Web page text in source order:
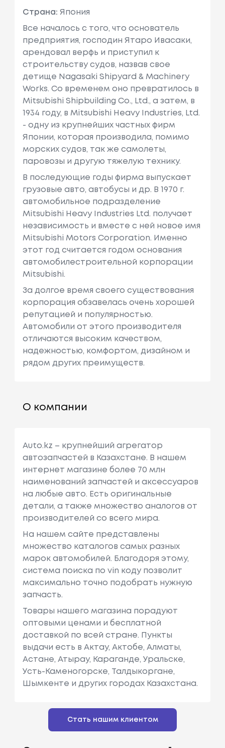
Страна: Япония
Все началось с того, что основатель
предприятия, господин Ятаро Ивасаки,
арендовал верфь и приступил к
строительству судов, назвав свое
детище Nagasaki Shipyard & Machinery
Works. Со временем оно превратилось в
Mitsubishi Shipbuilding Co., Ltd., а затем, в
1934 году, в Mitsubishi Heavy Industries, Ltd.
- одну из крупнейших частных фирм
Японии, которая производила, помимо
морских судов, так же самолеты,
паровозы и другую тяжелую технику.
В последующие годы фирма выпускает
грузовые авто, автобусы и др. В 1970 г.
автомобильное подразделение
Mitsubishi Heavy Industries Ltd. получает
независимость и вместе с ней новое имя
Mitsubishi Motors Corporation. Именно
этот год считается годом основания
автомобилестроительной корпорации
Mitsubishi.
За долгое время своего существования
корпорация обзавелась очень хорошей
репутацией и популярностью.
Автомобили от этого производителя
отличаются высоким качеством,
надежностью, комфортом, дизайном и
рядом других преимуществ.
О компании
Auto.kz – крупнейший агрегатор
автозапчастей в Казахстане. В нашем
интернет магазине более 70 млн
наименований запчастей и аксессуаров
на любые авто. Есть оригинальные
детали, а также множество аналогов от
производителей со всего мира.
На нашем сайте представлены
множество каталогов самых разных
марок автомобилей. Благодоря этому,
система поиска по vin коду позволит
максимально точно подобрать нужную
запчасть.
Товары нашего магазина порадуют
оптовыми ценами и бесплатной
доставкой по всей стране. Пункты
выдачи есть в Актау, Актобе, Алматы,
Астане, Атырау, Караганде, Уральске,
Усть-Каменогорске, Талдыкоргане,
Шымкенте и других городах Казахстана.
Стать нашим клиентом